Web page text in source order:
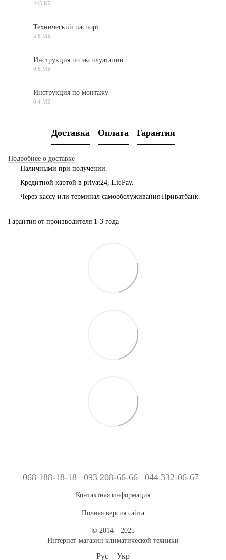
445 КБ
Технический паспорт
5.8 МБ
Инструкция по эксплуатации
0.8 МБ
Инструкция по монтажу
8.4 МБ
Доставка Оплата Гарантия
Подробнее о доставке
Наличными при получении.
Кредитной картой в privat24, LiqPay.
Через кассу или терминал самообслуживания Приватбанк.
Гарантия от производителя 1-3 года
068 188-18-18 093 208-66-66 044 332-06-67
Контактная информация
Полная версия сайта
© 2014—2025
Интернет-магазин климатической техники
Рус Укр